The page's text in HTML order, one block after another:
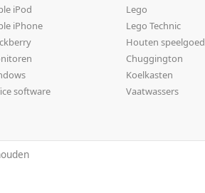
iPod
iPhone
software
Lego
Lego Technic
Houten speelgoed
Chuggington
Koelkasten
Vaatwassers